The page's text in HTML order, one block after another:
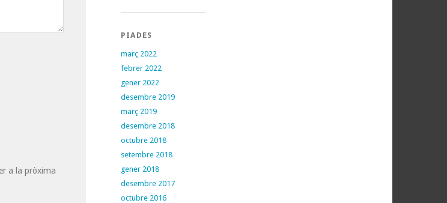
a la pròxima
PIADES
març 2022
febrer 2022
gener 2022
desembre 2019
març 2019
desembre 2018
octubre 2018
setembre 2018
gener 2018
desembre 2017
octubre 2016